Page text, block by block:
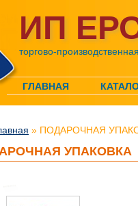
ИП
торгово-
ГЛАВНАЯ
» ПОДАРОЧНАЯ
УПАКОВКА